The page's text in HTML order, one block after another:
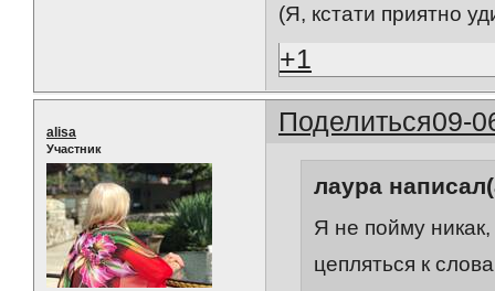
(Я, кстати приятно
+1
Поделиться09-
alisa
Участник
лаура
Я не пойму
цепляться к